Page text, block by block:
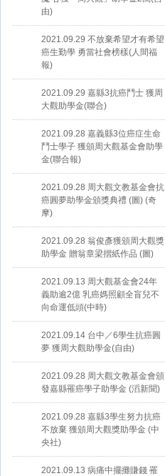
由)
2021.09.29 不放棄希望才有希望
癌生勤學 勇當社會榜樣(人間福
報)
2021.09.29 嘉縣3抗癌鬥士 獲周
大觀助學金(聯合)
2021.09.28 嘉義縣3位癌症生命
鬥士學子 獲頒周大觀基金會助學
金(聯合報)
2021.09.28 周大觀文教基金會抗
癌圓夢助學金頒獎典禮 (圖) (奇
摩)
2021.09.28 翁俊彥獲頒周大觀獎
助學金 贈翁章梁摺紙作品 (圖)
2021.09.13 周大觀基金會24年
義助逾2億 乳癌媽照顧全盲兒不
向命運低頭(中時)
2021.09.14 台中／6學生抗癌圓
夢 獲周大觀助學金(自由)
2021.09.28 周大觀文教基金會頒
發嘉縣罹癌學子助學金 (滔新聞)
2021.09.28 嘉縣3學生努力抗癌
不放棄 獲頒周大觀獎助學金 (中
央社)
2021.09.13 病痛中擺攤賺錢 罹